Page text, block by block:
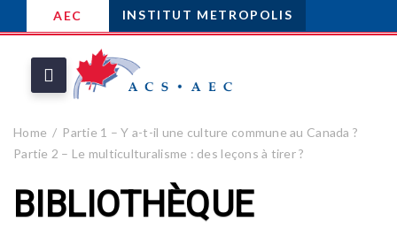
AEC INSTITUT METROPOLIS
Home
Partie 1 – Y a-t-il une culture commune au Canada ?
Partie 2 – Le multiculturalisme : des leçons à tirer ?
BIBLIOTHÈQUE